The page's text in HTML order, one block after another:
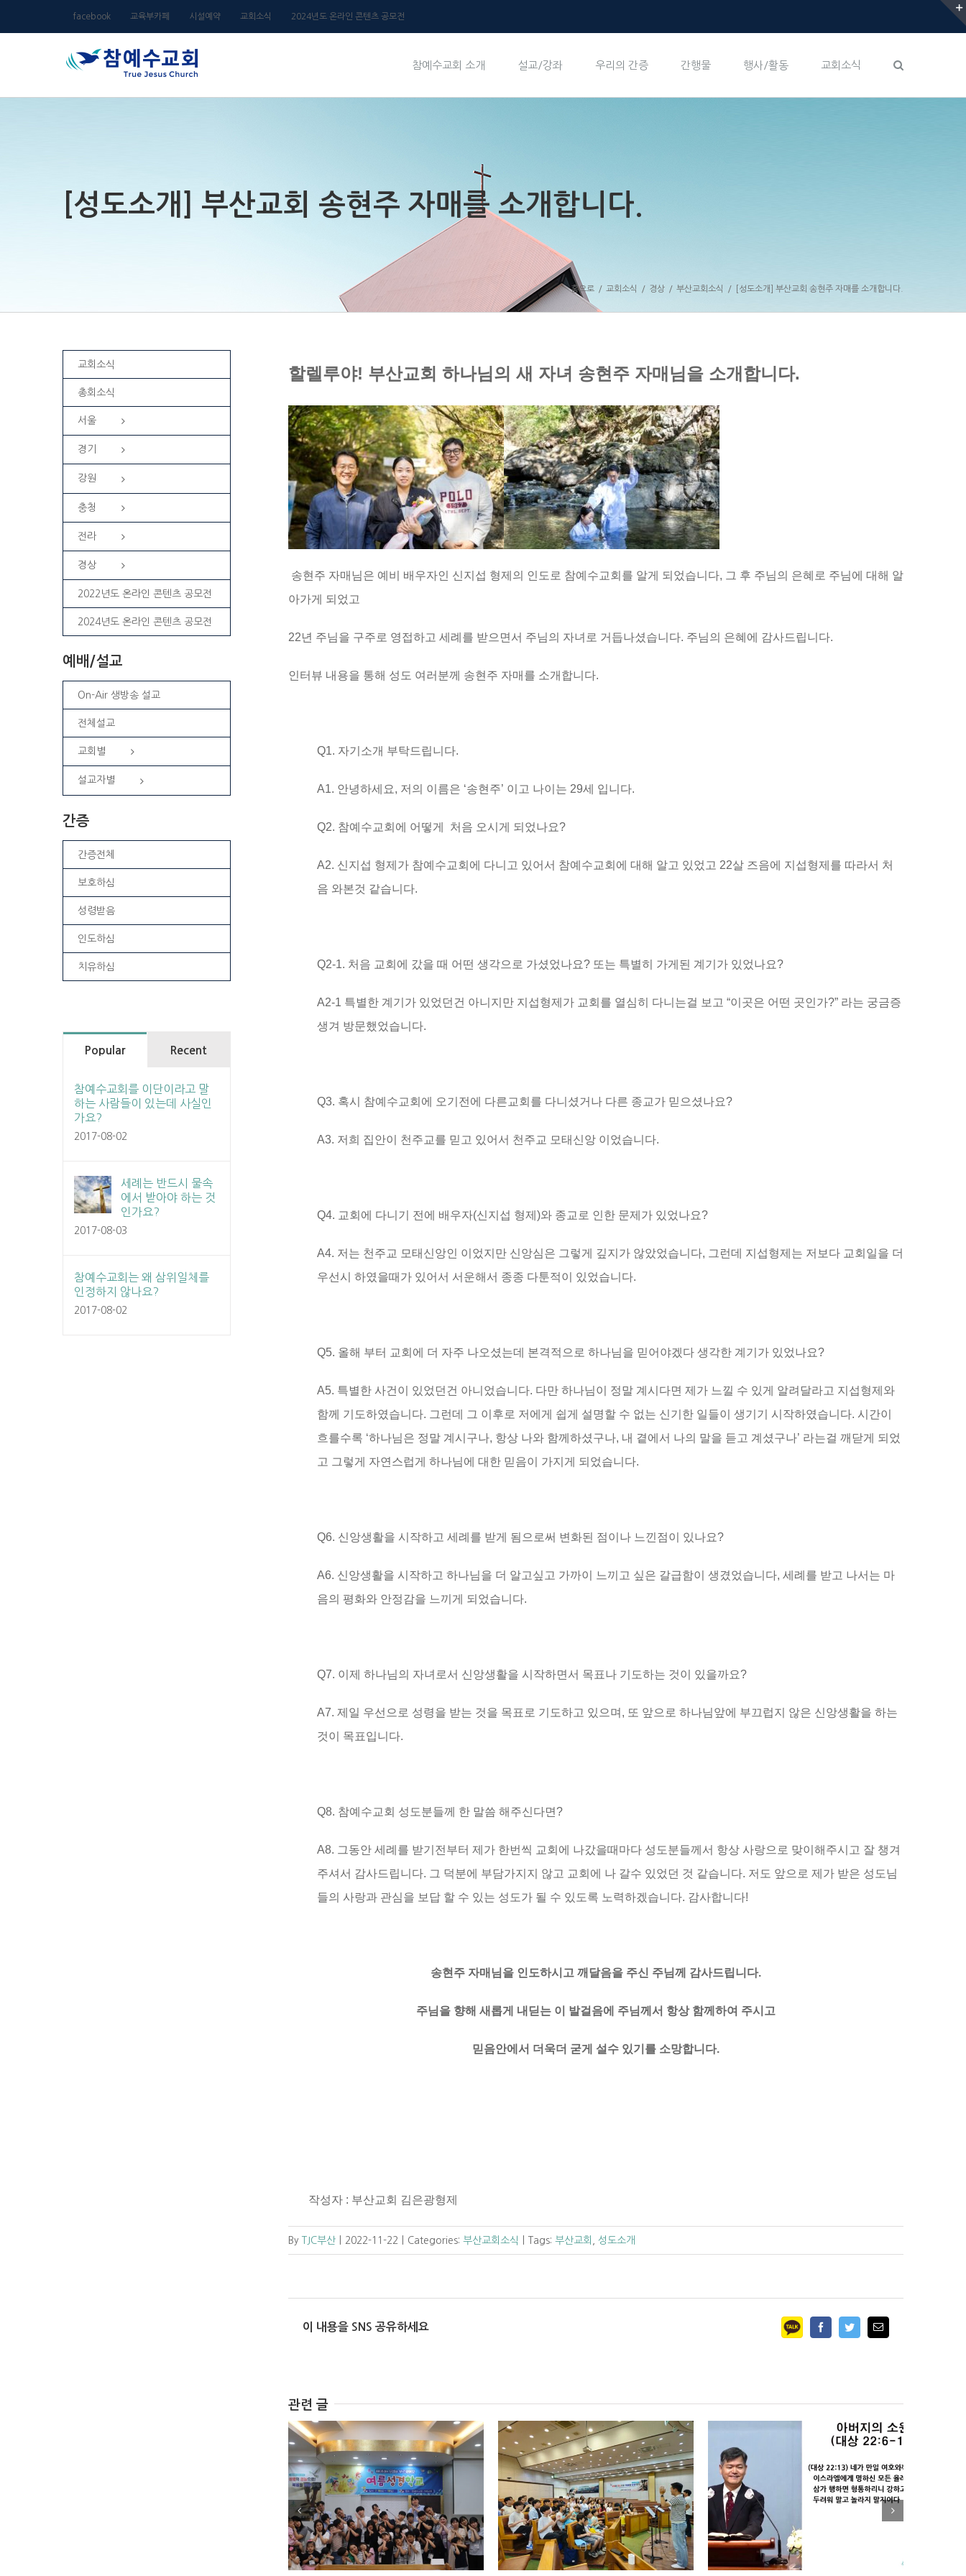
to
facebook 교육부카페 시설예약 교회소식 2024년도 온라인 콘텐츠 공모전
참예수교회 소개 설교/강좌 우리의 간증 간행물 행사/활동 교회소식
[성도소개] 부산교회 송현주 자매를 소개합니다.
홈으로 / 교회소식 / 경상 / 부산교회소식 / [성도소개] 부산교회 송현주 자매를 소개합니다.
할렐루야! 부산교회 하나님의 새 자녀 송현주 자매님을 소개합니다.
송현주 자매님은 예비 배우자인 신지섭 형제의 인도로 참예수교회를 알게 되었습니다, 그 후 주님의 은혜로 주님에 대해 알
아가게 되었고
22년 주님을 구주로 영접하고 세례를 받으면서 주님의 자녀로 거듭나셨습니다. 주님의 은혜에 감사드립니다.
인터뷰 내용을 통해 성도 여러분께 송현주 자매를 소개합니다.
Q1. 자기소개 부탁드립니다.
A1. 안녕하세요, 저의 이름은 ‘송현주’ 이고 나이는 29세 입니다.
Q2. 참예수교회에 어떻게 처음 오시게 되었나요?
A2. 신지섭 형제가 참예수교회에 다니고 있어서 참예수교회에 대해 알고 있었고 22살 즈음에 지섭형제를 따라서 처
음 와본것 같습니다.
Q2-1. 처음 교회에 갔을 때 어떤 생각으로 가셨었나요? 또는 특별히 가게된 계기가 있었나요?
A2-1 특별한 계기가 있었던건 아니지만 지섭형제가 교회를 열심히 다니는걸 보고 “이곳은 어떤 곳인가?” 라는 궁금증
생겨 방문했었습니다.
Q3. 혹시 참예수교회에 오기전에 다른교회를 다니셨거나 다른 종교가 믿으셨나요?
A3. 저희 집안이 천주교를 믿고 있어서 천주교 모태신앙 이었습니다.
Q4. 교회에 다니기 전에 배우자(신지섭 형제)와 종교로 인한 문제가 있었나요?
A4. 저는 천주교 모태신앙인 이었지만 신앙심은 그렇게 깊지가 않았었습니다, 그런데 지섭형제는 저보다 교회일을 더
우선시 하였을때가 있어서 서운해서 종종 다툰적이 있었습니다.
Q5. 올해 부터 교회에 더 자주 나오셨는데 본격적으로 하나님을 믿어야겠다 생각한 계기가 있었나요?
A5. 특별한 사건이 있었던건 아니었습니다. 다만 하나님이 정말 계시다면 제가 느낄 수 있게 알려달라고 지섭형제와
함께 기도하였습니다. 그런데 그 이후로 저에게 쉽게 설명할 수 없는 신기한 일들이 생기기 시작하였습니다. 시간이
흐를수록 ‘하나님은 정말 계시구나, 항상 나와 함께하셨구나, 내 곁에서 나의 말을 듣고 계셨구나’ 라는걸 깨닫게 되었
고 그렇게 자연스럽게 하나님에 대한 믿음이 가지게 되었습니다.
Q6. 신앙생활을 시작하고 세례를 받게 됨으로써 변화된 점이나 느낀점이 있나요?
A6. 신앙생활을 시작하고 하나님을 더 알고싶고 가까이 느끼고 싶은 갈급함이 생겼었습니다, 세례를 받고 나서는 마
음의 평화와 안정감을 느끼게 되었습니다.
Q7. 이제 하나님의 자녀로서 신앙생활을 시작하면서 목표나 기도하는 것이 있을까요?
A7. 제일 우선으로 성령을 받는 것을 목표로 기도하고 있으며, 또 앞으로 하나님앞에 부끄럽지 않은 신앙생활을 하는
것이 목표입니다.
Q8. 참예수교회 성도분들께 한 말씀 해주신다면?
A8. 그동안 세례를 받기전부터 제가 한번씩 교회에 나갔을때마다 성도분들께서 항상 사랑으로 맞이해주시고 잘 챙겨
주셔서 감사드립니다. 그 덕분에 부담가지지 않고 교회에 나 갈수 있었던 것 같습니다. 저도 앞으로 제가 받은 성도님
들의 사랑과 관심을 보답 할 수 있는 성도가 될 수 있도록 노력하겠습니다. 감사합니다!
송현주 자매님을 인도하시고 깨달음을 주신 주님께 감사드립니다.
주님을 향해 새롭게 내딛는 이 발걸음에 주님께서 항상 함께하여 주시고
믿음안에서 더욱더 굳게 설수 있기를 소망합니다.
작성자 : 부산교회 김은광형제
By TJC부산 2022-11-22 Categories: 부산교회소식 Tags: 부산교회 성도소개
이 내용을 SNS 공유하세요 FacebookTwitterEmail
관련 글
교회소식
총회소식
서울
경기
강원
충청
전라
경상
2022년도 온라인 콘텐츠 공모전
2024년도 온라인 콘텐츠 공모전
예배/설교
On-Air 생방송 설교
전체설교
교회별
설교자별
간증
간증전체
보호하심
성령받음
인도하심
치유하심
Popular Recent
참예수교회를 이단이라고 말
하는 사람들이 있는데 사실인
가요?
2017-08-02
세례는 반드시 물속
에서 받아야 하는 것
인가요?
2017-08-03
참예수교회는 왜 삼위일체를
인정하지 않나요?
2017-08-02